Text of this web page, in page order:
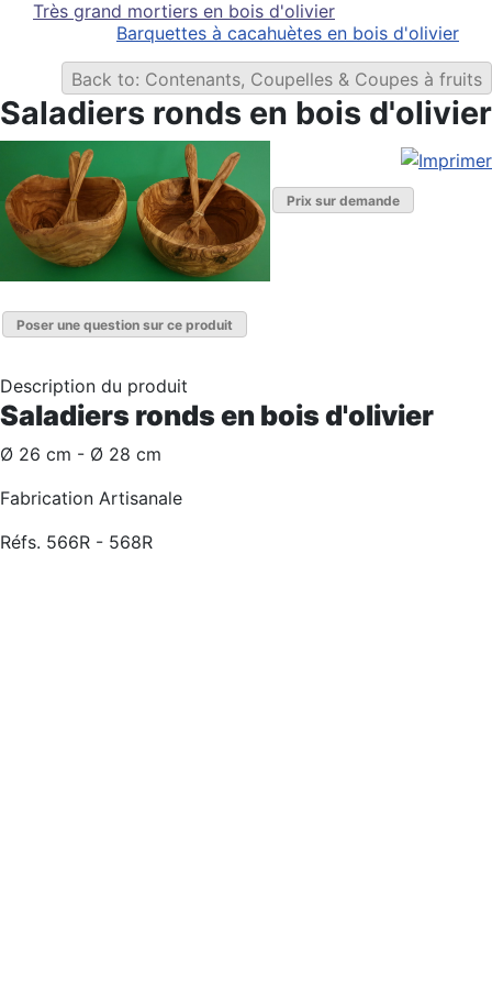
Très grand mortiers en bois d'olivier
Barquettes à cacahuètes en bois d'olivier
Back to: Contenants, Coupelles & Coupes à fruits
Saladiers ronds en bois d'olivier
Prix sur demande
Poser une question sur ce produit
Description du produit
Saladiers ronds en bois d'olivier
Ø 26 cm - Ø 28 cm
Fabrication Artisanale
Réfs. 566R - 568R